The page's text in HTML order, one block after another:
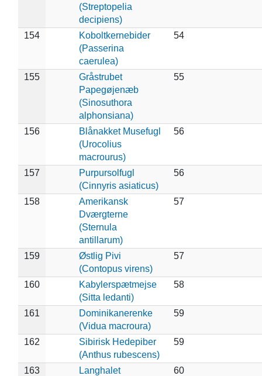
(Streptopelia
decipiens)
154
Koboltkernebider
(Passerina
caerulea)
54
155
Gråstrubet
Papegøjenæb
(Sinosuthora
alphonsiana)
55
156
Blånakket Musefugl
(Urocolius
macrourus)
56
157
Purpursolfugl
(Cinnyris asiaticus)
56
158
Amerikansk
Dværgterne
(Sternula
antillarum)
57
159
Østlig Pivi
(Contopus virens)
57
160
Kabylerspætmejse
(Sitta ledanti)
58
161
Dominikanerenke
(Vidua macroura)
59
162
Sibirisk Hedepiber
(Anthus rubescens)
59
163
Langhalet
60